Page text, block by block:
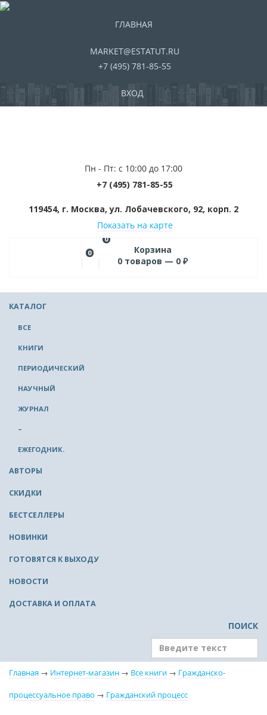
ГЛАВНАЯ
MARKET@ESTATUT.RU
+7 (495) 781-85-55
ВХОД
Пн - Пт: с 10:00 до 17:00
+7 (495) 781-85-55
119454, г. Москва, ул. Лобачевского, 92, корп. 2
Показать на карте
0
0
Корзина
0 товаров — 0 ₽
КАТАЛОГ
ВСЕ
КНИГИ
ПЕРИОДИЧЕСКИЙ
НАУЧНЫЙ
ЖУРНАЛ
–
ЕЖЕГОДНИК.
АВТОРЫ
СКИДКИ
БЕСТСЕЛЛЕРЫ
НОВИНКИ
ГОТОВЯТСЯ К ВЫХОДУ
НОВОСТИ
ДОСТАВКА И ОПЛАТА
ПОИСК
Главная → Интернет-магазин → Все книги → Гражданско-
процессуальное право → Гражданский процесс